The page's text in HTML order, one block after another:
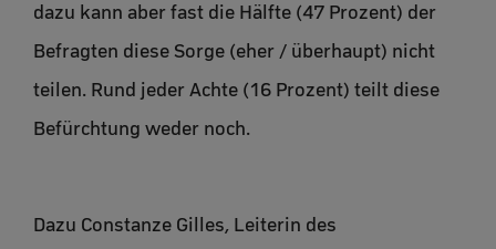
dazu kann aber fast die Hälfte (47 Prozent) der
Befragten diese Sorge (eher / überhaupt) nicht
teilen. Rund jeder Achte (16 Prozent) teilt diese
Befürchtung weder noch.
Dazu Constanze Gilles, Leiterin des